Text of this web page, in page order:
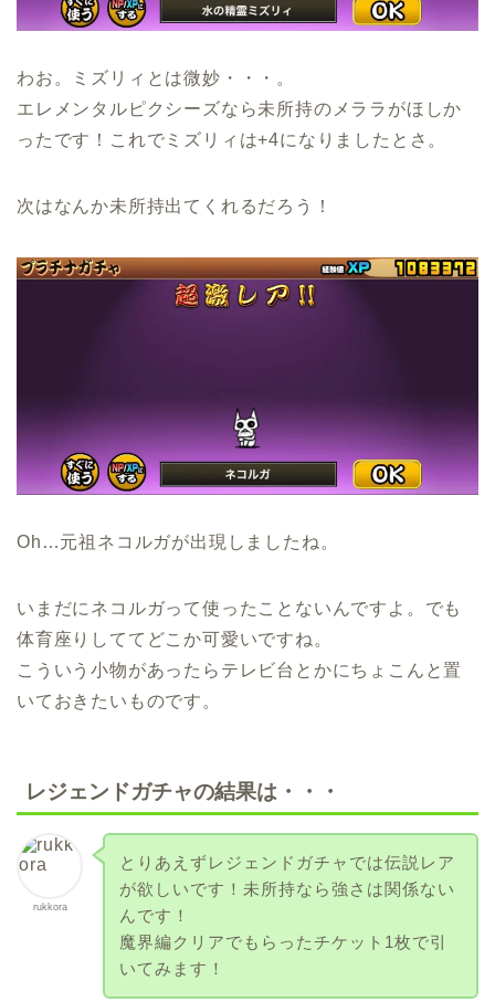
わお。ミズリィとは微妙・・・。
エレメンタルピクシーズなら未所持のメララがほしか
ったです！これでミズリィは+4になりましたとさ。
次はなんか未所持出てくれるだろう！
Oh…元祖ネコルガが出現しましたね。
いまだにネコルガって使ったことないんですよ。でも
体育座りしててどこか可愛いですね。
こういう小物があったらテレビ台とかにちょこんと置
いておきたいものです。
レジェンドガチャの結果は・・・
rukkora
とりあえずレジェンドガチャでは伝説レア
が欲しいです！未所持なら強さは関係ない
んです！
魔界編クリアでもらったチケット1枚で引
いてみます！